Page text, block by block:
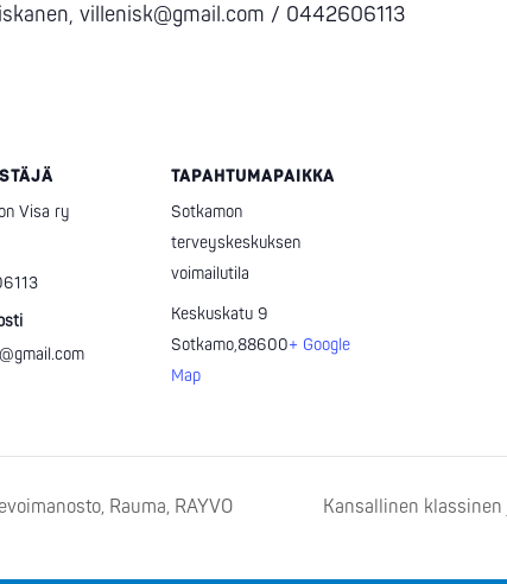
villenisk@gmail.com / 0442606113
Visa ry
TAPAHTUMAPAIKKA
Sotkamon
terveyskeskuksen
voimailutila
Keskuskatu 9
Sotkamo,88600+ Google
Map
Rauma, RAYVO Kansallinen